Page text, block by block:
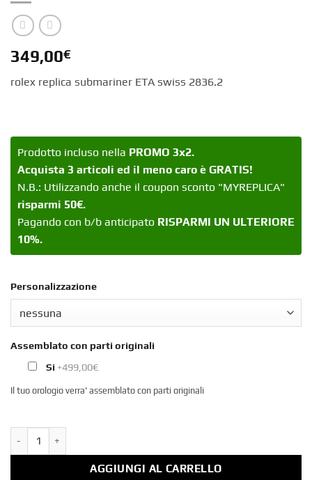
349,00€
rolex replica submariner ETA swiss 2836.2
Prodotto incluso nella PROMO 3x2.
Acquista 3 articoli ed il meno caro è GRATIS!
N.B.: Utilizzando anche il coupon sconto "MYREPLICA"
risparmi 50€.
Pagando con b/b anticipato RISPARMI UN ULTERIORE
10%.
Personalizzazione
Assemblato con parti originali
Si +499,00€
Il tuo orologio verra' assemblato con parti originali
AGGIUNGI AL CARRELLO